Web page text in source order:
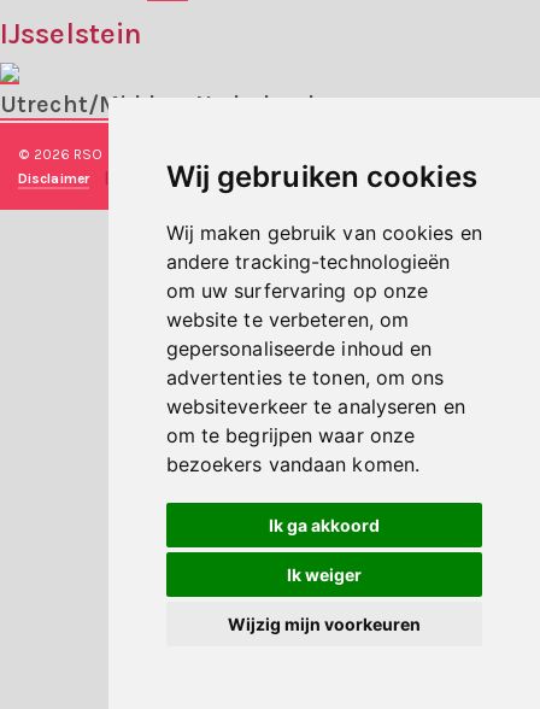
Wij gebruiken cookies
Wij maken gebruik van cookies en
andere tracking-technologieën
om uw surfervaring op onze
website te verbeteren, om
gepersonaliseerde inhoud en
advertenties te tonen, om ons
websiteverkeer te analyseren en
om te begrijpen waar onze
bezoekers vandaan komen.
Ik ga akkoord
Ik weiger
Wijzig mijn voorkeuren
IJsselstein
Utrecht/Midden-Nederland
© 2026 RSO Nederland
Disclaimer
Privacy verklaring | Technische realisatieSieronline B.V.